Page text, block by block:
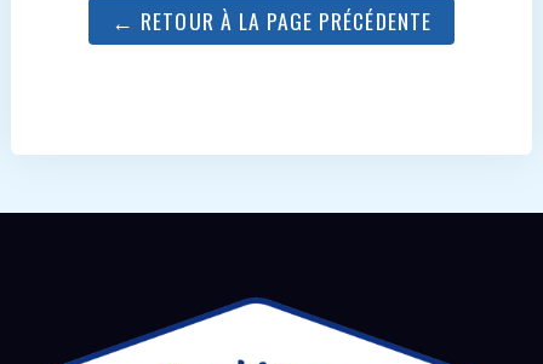
← RETOUR À LA PAGE PRÉCÉDENTE